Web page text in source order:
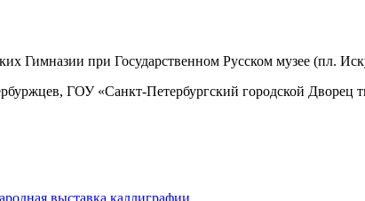
Гимназии при Государственном Русском музее (пл.
ГОУ «Санкт-Петербургский городской Дворец